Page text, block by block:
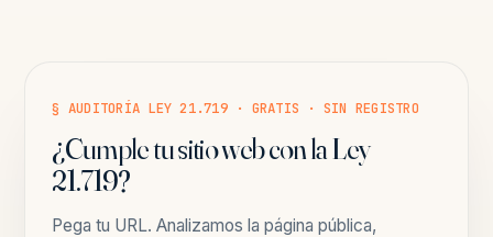
Ley
21.719
Chile
§ AUDITORÍA LEY 21.719 · GRATIS · SIN REGISTRO
¿Cumple tu sitio web con la Ley
21.719?
Pega tu URL. Analizamos la página pública,